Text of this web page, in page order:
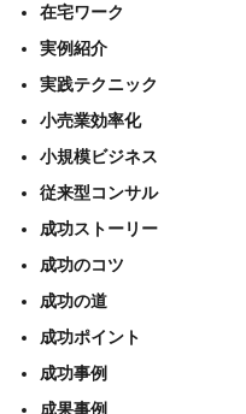
在宅ワーク
実例紹介
実践テクニック
小売業効率化
小規模ビジネス
従来型コンサル
成功ストーリー
成功のコツ
成功の道
成功ポイント
成功事例